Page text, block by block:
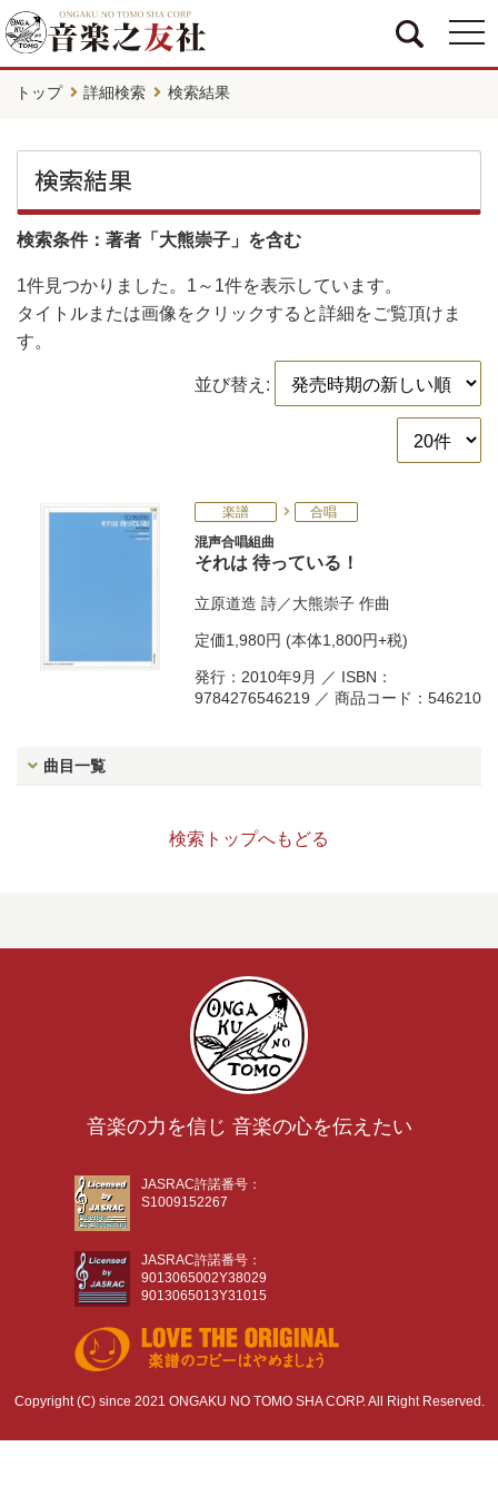
トップ 詳細検索 検索結果
検索結果
検索条件：著者「大熊崇子」を含む
1件見つかりました。 1～1件を表示しています。
タイトルまたは画像をクリックすると詳細をご覧頂けま
す。
並び替え:
楽譜
合唱
混声合唱組曲
それは 待っている！
立原道造 詩／大熊崇子 作曲
定価1,980円 (本体1,800円+税)
発行：2010年9月 ／ ISBN：
9784276546219 ／ 商品コード：546210
曲目一覧
検索トップへもどる
音楽の力を信じ 音楽の心を伝えたい
JASRAC許諾番号：
S1009152267
JASRAC許諾番号：
9013065002Y38029
9013065013Y31015
Copyright (C) since 2021 ONGAKU NO TOMO SHA CORP. All Right Reserved.